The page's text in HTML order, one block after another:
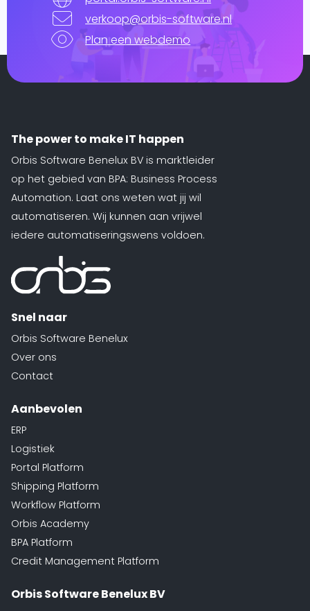
verkoop@orbis-software.nl
Plan een webdemo
The power to make IT happen
Orbis Software Benelux BV is marktleider
op het gebied van BPA: Business Process
Automation. Laat ons weten wat jij wil
automatiseren. Wij kunnen aan vrijwel
iedere automatiseringswens voldoen.
Snel naar
Orbis Software Benelux
Over ons
Contact
Aanbevolen
ERP
Logistiek
Portal Platform
Shipping Platform
Workflow Platform
Orbis Academy
BPA Platform
Credit Management Platform
Orbis Software Benelux BV